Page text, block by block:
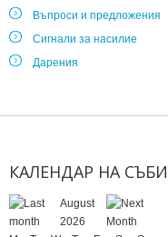
Въпроси и предложения
Сигнали за насилие
Дарения
КАЛЕНДАР НА
August
2026